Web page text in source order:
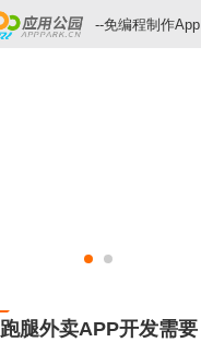
--免编程制作App
跑腿外卖APP开发需要